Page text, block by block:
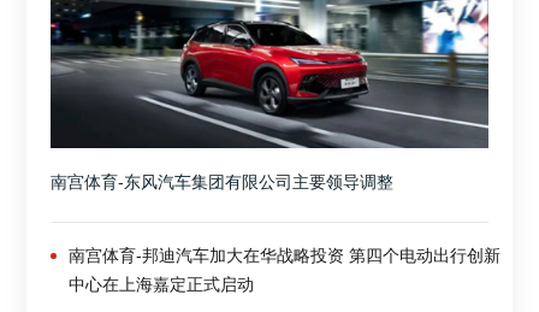
南宫体育-东风汽车集团有限公司主要领导调整
南宫体育-邦迪汽车加大在华战略投资 第四个电动出行创新
中心在上海嘉定正式启动